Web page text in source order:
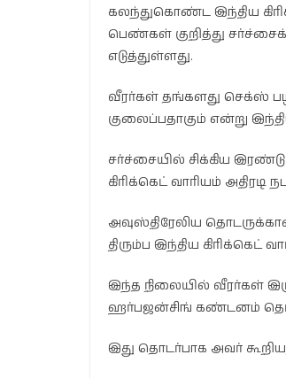
கலந்துகொண்ட இந்திய
பெண்கள் குறித்து
எடுத்துள்ளது.
வீரர்கள் தங்களது செக்ஸ்
குலைப்பதாகும் என்று
சர்ச்சையில் சிக்கிய
கிரிக்கெட் வாரியம் அதிரடி
அவுஸ்திரேலிய
திரும்ப இந்திய கிரிக்கெட்
இந்த நிலையில் வீரர்கள்
ஹர்பஜன்சிங் கண்டனம்
இது தொடர்பாக அவர்